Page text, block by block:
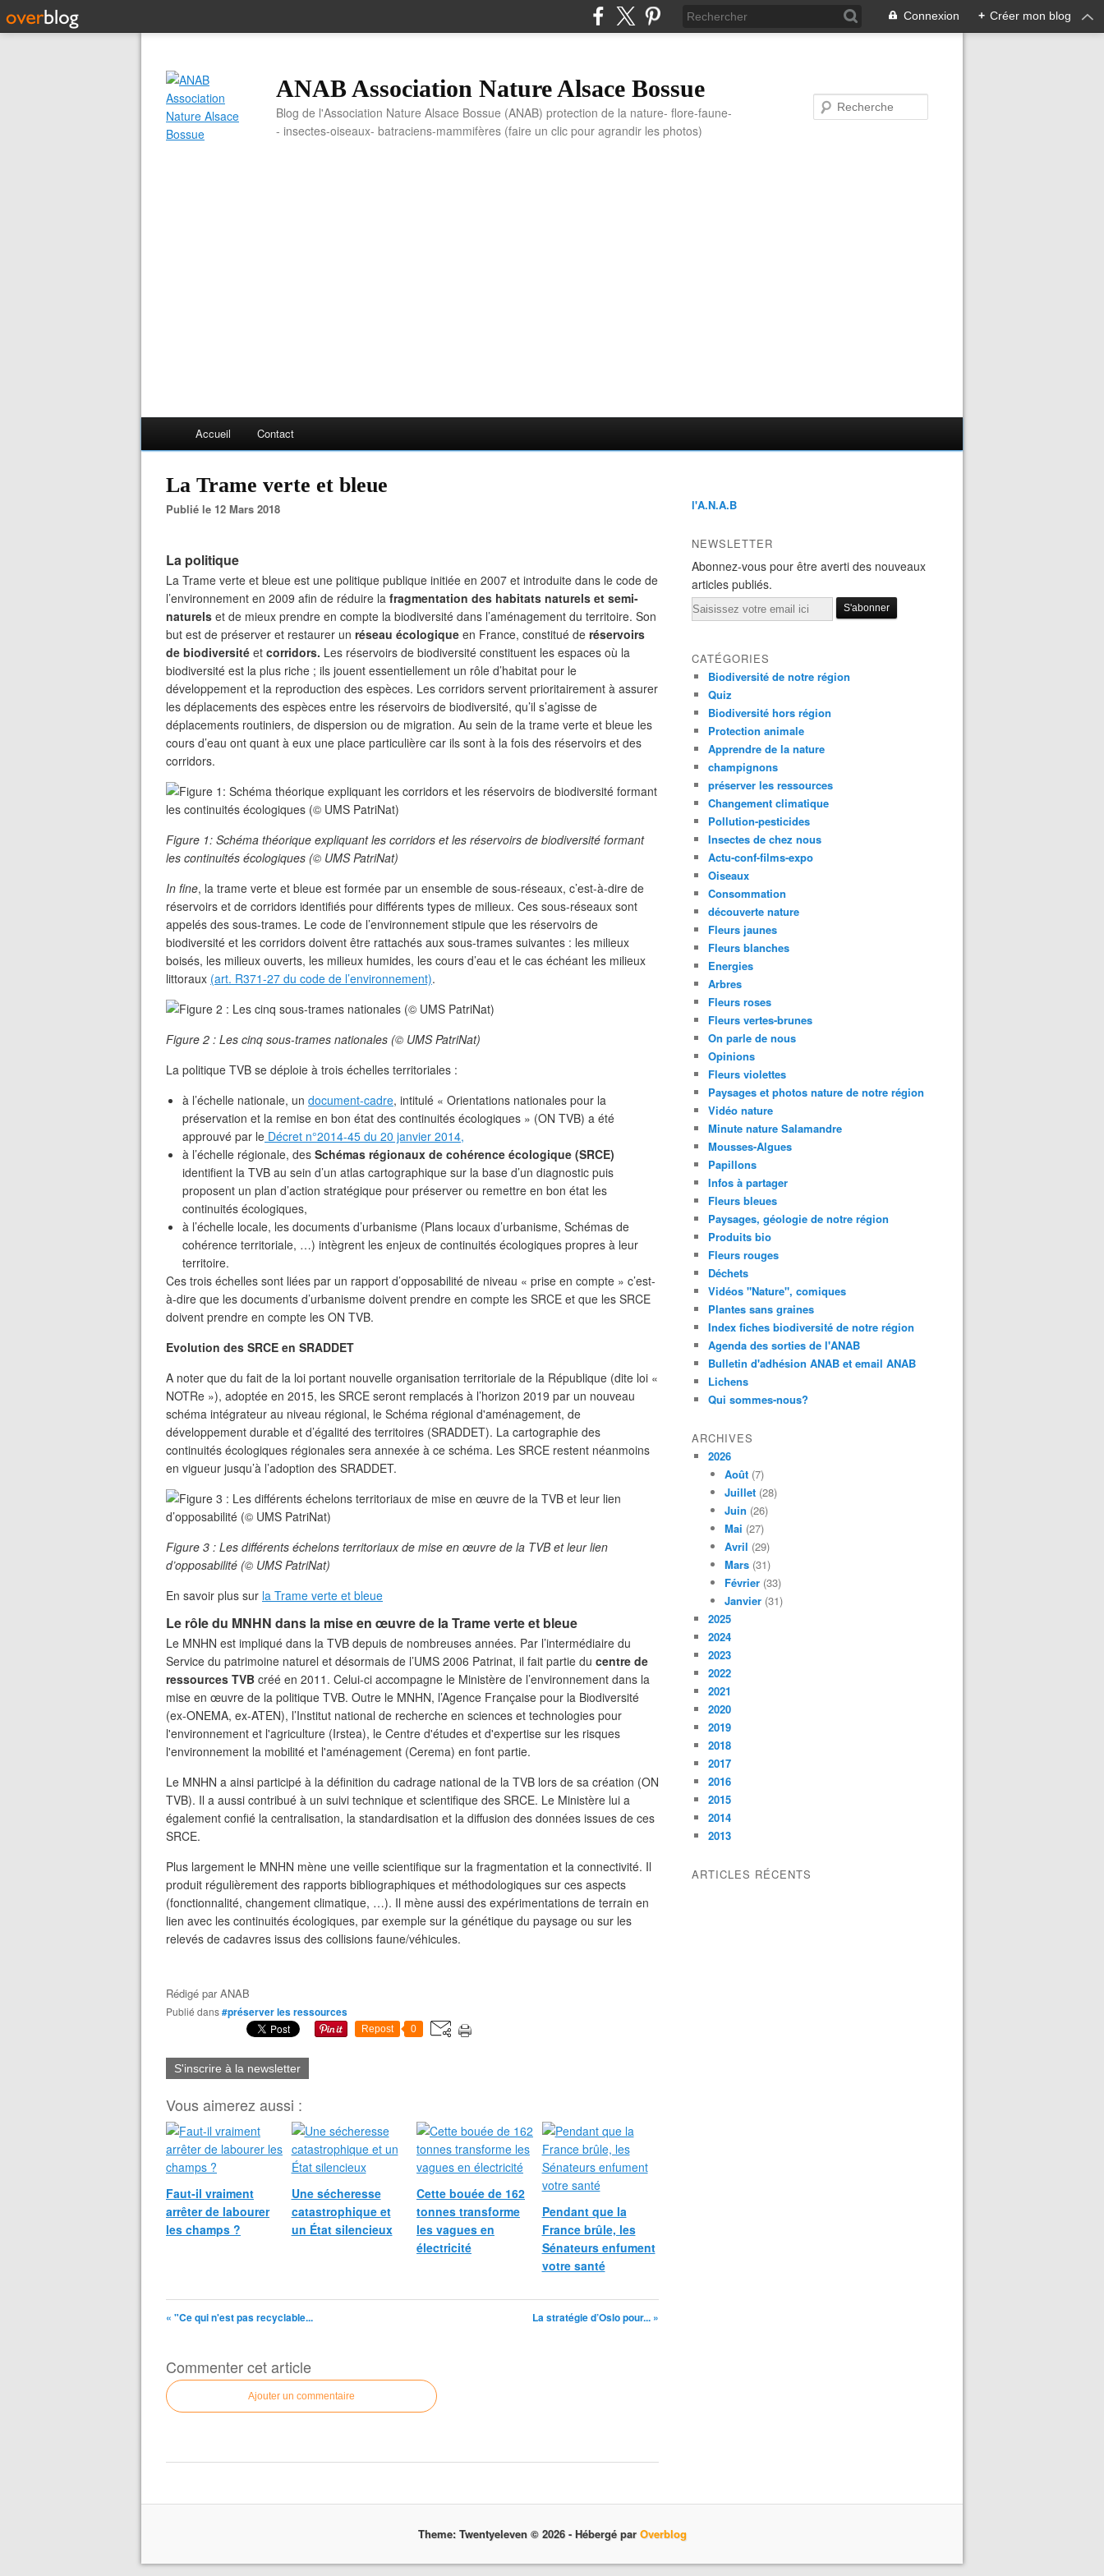
Connexion + Créer mon blog
ANAB Association Nature Alsace Bossue
Blog de l'Association Nature Alsace Bossue (ANAB) protection de la nature- flore-faune-
- insectes-oiseaux- batraciens-mammifères (faire un clic pour agrandir les photos)
Accueil Contact
La Trame verte et bleue
Publié le 12 Mars 2018
La politique
La Trame verte et bleue est une politique publique initiée en 2007 et introduite dans le code de
l’environnement en 2009 afin de réduire la fragmentation des habitats naturels et semi-
naturels et de mieux prendre en compte la biodiversité dans l’aménagement du territoire. Son
but est de préserver et restaurer un réseau écologique en France, constitué de réservoirs
de biodiversité et corridors. Les réservoirs de biodiversité constituent les espaces où la
biodiversité est la plus riche ; ils jouent essentiellement un rôle d’habitat pour le
développement et la reproduction des espèces. Les corridors servent prioritairement à assurer
les déplacements des espèces entre les réservoirs de biodiversité, qu’il s’agisse de
déplacements routiniers, de dispersion ou de migration. Au sein de la trame verte et bleue les
cours d’eau ont quant à eux une place particulière car ils sont à la fois des réservoirs et des
corridors.
Figure 1: Schéma théorique expliquant les corridors et les réservoirs de biodiversité formant
les continuités écologiques (© UMS PatriNat)
In fine, la trame verte et bleue est formée par un ensemble de sous-réseaux, c’est-à-dire de
réservoirs et de corridors identifiés pour différents types de milieux. Ces sous-réseaux sont
appelés des sous-trames. Le code de l’environnement stipule que les réservoirs de
biodiversité et les corridors doivent être rattachés aux sous-trames suivantes : les milieux
boisés, les milieux ouverts, les milieux humides, les cours d’eau et le cas échéant les milieux
littoraux (art. R371-27 du code de l’environnement).
Figure 2 : Les cinq sous-trames nationales (© UMS PatriNat)
La politique TVB se déploie à trois échelles territoriales :
à l’échelle nationale, un document-cadre, intitulé « Orientations nationales pour la
préservation et la remise en bon état des continuités écologiques » (ON TVB) a été
approuvé par le Décret n°2014-45 du 20 janvier 2014,
à l’échelle régionale, des Schémas régionaux de cohérence écologique (SRCE)
identifient la TVB au sein d’un atlas cartographique sur la base d’un diagnostic puis
proposent un plan d’action stratégique pour préserver ou remettre en bon état les
continuités écologiques,
à l’échelle locale, les documents d’urbanisme (Plans locaux d’urbanisme, Schémas de
cohérence territoriale, …) intègrent les enjeux de continuités écologiques propres à leur
territoire.
Ces trois échelles sont liées par un rapport d’opposabilité de niveau « prise en compte » c’est-
à-dire que les documents d’urbanisme doivent prendre en compte les SRCE et que les SRCE
doivent prendre en compte les ON TVB.
Evolution des SRCE en SRADDET
A noter que du fait de la loi portant nouvelle organisation territoriale de la République (dite loi «
NOTRe »), adoptée en 2015, les SRCE seront remplacés à l’horizon 2019 par un nouveau
schéma intégrateur au niveau régional, le Schéma régional d'aménagement, de
développement durable et d’égalité des territoires (SRADDET). La cartographie des
continuités écologiques régionales sera annexée à ce schéma. Les SRCE restent néanmoins
en vigueur jusqu’à l’adoption des SRADDET.
Figure 3 : Les différents échelons territoriaux de mise en œuvre de la TVB et leur lien
d’opposabilité (© UMS PatriNat)
En savoir plus sur la Trame verte et bleue
Le rôle du MNHN dans la mise en œuvre de la Trame verte et bleue
Le MNHN est impliqué dans la TVB depuis de nombreuses années. Par l’intermédiaire du
Service du patrimoine naturel et désormais de l’UMS 2006 Patrinat, il fait partie du centre de
ressources TVB créé en 2011. Celui-ci accompagne le Ministère de l’environnement dans la
mise en œuvre de la politique TVB. Outre le MNHN, l’Agence Française pour la Biodiversité
(ex-ONEMA, ex-ATEN), l’Institut national de recherche en sciences et technologies pour
l'environnement et l'agriculture (Irstea), le Centre d'études et d'expertise sur les risques
l'environnement la mobilité et l'aménagement (Cerema) en font partie.
Le MNHN a ainsi participé à la définition du cadrage national de la TVB lors de sa création (ON
TVB). Il a aussi contribué à un suivi technique et scientifique des SRCE. Le Ministère lui a
également confié la centralisation, la standardisation et la diffusion des données issues de ces
SRCE.
Plus largement le MNHN mène une veille scientifique sur la fragmentation et la connectivité. Il
produit régulièrement des rapports bibliographiques et méthodologiques sur ces aspects
(fonctionnalité, changement climatique, …). Il mène aussi des expérimentations de terrain en
lien avec les continuités écologiques, par exemple sur la génétique du paysage ou sur les
relevés de cadavres issus des collisions faune/véhicules.
Rédigé parANAB
Publié dans#préserver les ressources
Repost 0
S'inscrire à la newsletter
Vous aimerez aussi :
Faut‑il vraiment
arrêter de labourer
les champs ?
Une sécheresse
catastrophique et
un État silencieux
Cette bouée de 162
tonnes transforme
les vagues en
électricité
Pendant que la
France brûle, les
Sénateurs enfument
votre santé
« "Ce qui n'est pas recyclable... La stratégie d’Oslo pour... »
Commenter cet article
Ajouter un commentaire
l'A.N.A.B
NEWSLETTER
Abonnez-vous pour être averti des nouveaux
articles publiés.
Email
CATÉGORIES
Biodiversité de notre région
Quiz
Biodiversité hors région
Protection animale
Apprendre de la nature
champignons
préserver les ressources
Changement climatique
Pollution-pesticides
Insectes de chez nous
Actu-conf-films-expo
Oiseaux
Consommation
découverte nature
Fleurs jaunes
Fleurs blanches
Energies
Arbres
Fleurs roses
Fleurs vertes-brunes
On parle de nous
Opinions
Fleurs violettes
Paysages et photos nature de notre région
Vidéo nature
Minute nature Salamandre
Mousses-Algues
Papillons
Infos à partager
Fleurs bleues
Paysages, géologie de notre région
Produits bio
Fleurs rouges
Déchets
Vidéos "Nature", comiques
Plantes sans graines
Index fiches biodiversité de notre région
Agenda des sorties de l'ANAB
Bulletin d'adhésion ANAB et email ANAB
Lichens
Qui sommes-nous?
ARCHIVES
2026
Août (7)
Juillet (28)
Juin (26)
Mai (27)
Avril (29)
Mars (31)
Février (33)
Janvier (31)
2025
2024
2023
2022
2021
2020
2019
2018
2017
2016
2015
2014
2013
ARTICLES RÉCENTS
Theme: Twentyeleven © 2026 - Hébergé par Overblog